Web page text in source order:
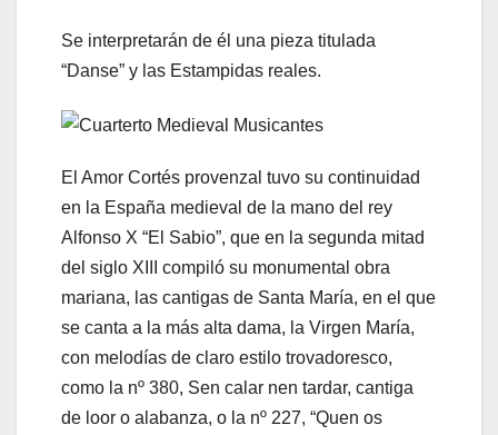
Se interpretarán de él una pieza titulada
“Danse” y las Estampidas reales.
El Amor Cortés provenzal tuvo su continuidad
en la España medieval de la mano del rey
Alfonso X “El Sabio”, que en la segunda mitad
del siglo XIII compiló su monumental obra
mariana, las cantigas de Santa María, en el que
se canta a la más alta dama, la Virgen María,
con melodías de claro estilo trovadoresco,
como la nº 380, Sen calar nen tardar, cantiga
de loor o alabanza, o la nº 227, “Quen os